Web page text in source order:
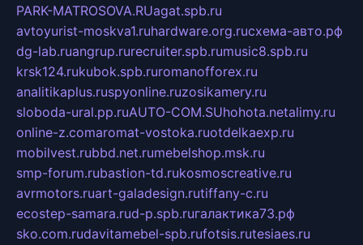
PARK-MATROSOVA.RUagat.spb.ru
avtoyurist-moskva1.ruhardware.org.ruсхема-авто.рф
dg-lab.ruangrup.rurecruiter.spb.rumusic8.spb.ru
krsk124.rukubok.spb.ruromanofforex.ru
analitikaplus.ruspyonline.ruzosikamery.ru
sloboda-ural.pp.ruAUTO-COM.SUhohota.netalimy.ru
online-z.comaromat-vostoka.ruotdelkaexp.ru
mobilvest.rubbd.net.rumebelshop.msk.ru
smp-forum.rubastion-td.rukosmoscreative.ru
avrmotors.ruart-galadesign.rutiffany-c.ru
ecostep-samara.rud-p.spb.ruгалактика73.рф
sko.com.rudavitamebel-spb.rufotsis.rutesiaes.ru